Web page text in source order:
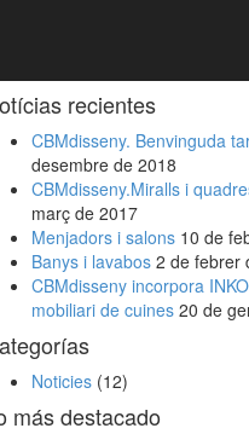
recientes
CBMdisseny. Benvinguda
desembre de 2018
CBMdisseny.Miralls i
març de 2017
Menjadors i salons 10 de
Banys i lavabos 2 de febrer
CBMdisseny incorpora
mobiliari de cuines 20 de
Noticies (12)
más destacado